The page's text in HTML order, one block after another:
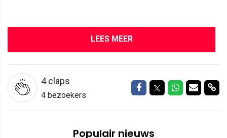
LEES MEER
4claps
4 bezoekers
Delen op Facebook
Delen op Twitter
Delen op
Delen
Populair nieuws